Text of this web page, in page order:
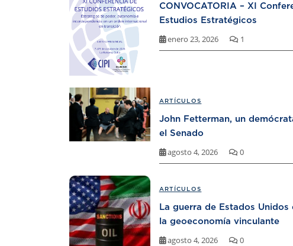
CONVOCATORIA – XI
Estudios Estratégicos
enero 23, 2026 1
ARTÍCULOS
John Fetterman, un
el Senado
agosto 4, 2026 0
ARTÍCULOS
La guerra de Estados
la geoeconomía vinculante
agosto 4, 2026 0